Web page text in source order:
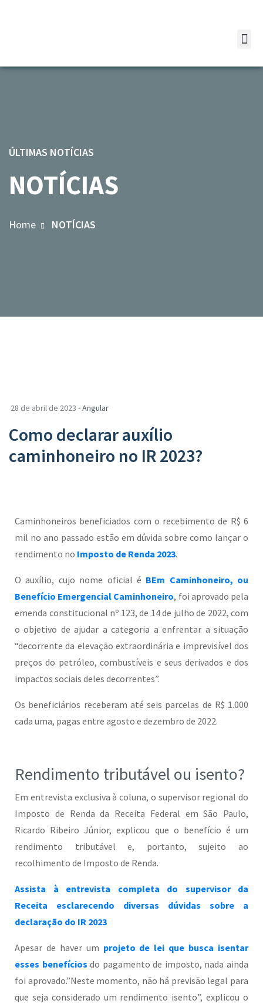
ÚLTIMAS NOTÍCIAS
NOTÍCIAS
Home NOTÍCIAS
28 de abril de 2023 -Angular
Como declarar auxílio
caminhoneiro no IR 2023?
Caminhoneiros beneficiados com o recebimento de R$ 6
mil no ano passado estão em dúvida sobre como lançar o
rendimento no Imposto de Renda 2023.
O auxílio, cujo nome oficial é BEm Caminhoneiro, ou
Benefício Emergencial Caminhoneiro, foi aprovado pela
emenda constitucional nº 123, de 14 de julho de 2022, com
o objetivo de ajudar a categoria a enfrentar a situação
“decorrente da elevação extraordinária e imprevisível dos
preços do petróleo, combustíveis e seus derivados e dos
impactos sociais deles decorrentes”.
Os beneficiários receberam até seis parcelas de R$ 1.000
cada uma, pagas entre agosto e dezembro de 2022.
Rendimento tributável ou isento?
Em entrevista exclusiva à coluna, o supervisor regional do
Imposto de Renda da Receita Federal em São Paulo,
Ricardo Ribeiro Júnior, explicou que o benefício é um
rendimento tributável e, portanto, sujeito ao
recolhimento de Imposto de Renda.
Assista à entrevista completa do supervisor da
Receita esclarecendo diversas dúvidas sobre a
declaração do IR 2023
Apesar de haver um projeto de lei que busca isentar
esses benefícios do pagamento de imposto, nada ainda
foi aprovado.”Neste momento, não há previsão legal para
que seja considerado um rendimento isento”, explicou o